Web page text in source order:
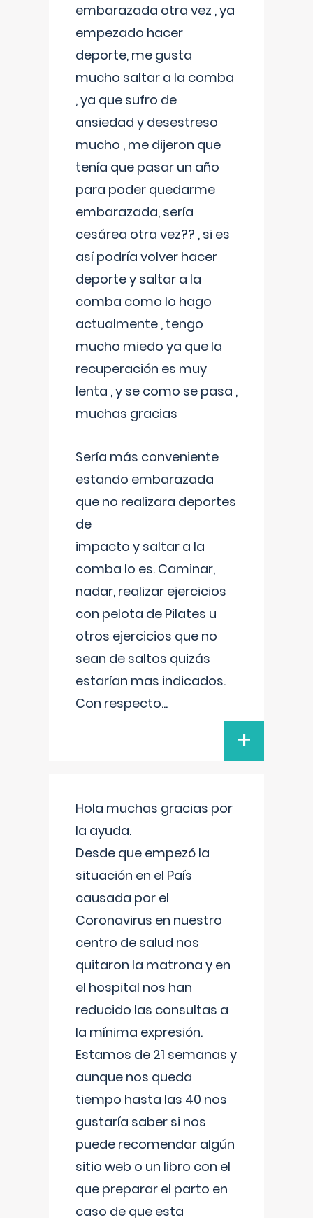
embarazada otra vez , ya
empezado hacer
deporte, me gusta
mucho saltar a la comba
, ya que sufro de
ansiedad y desestreso
mucho , me dijeron que
tenía que pasar un año
para poder quedarme
embarazada, sería
cesárea otra vez?? , si es
así podría volver hacer
deporte y saltar a la
comba como lo hago
actualmente , tengo
mucho miedo ya que la
recuperación es muy
lenta , y se como se pasa ,
muchas gracias
Sería más conveniente
estando embarazada
que no realizara deportes
de
impacto y saltar a la
comba lo es. Caminar,
nadar, realizar ejercicios
con pelota de Pilates u
otros ejercicios que no
sean de saltos quizás
estarían mas indicados.
Con respecto...
+
Hola muchas gracias por
la ayuda.
Desde que empezó la
situación en el País
causada por el
Coronavirus en nuestro
centro de salud nos
quitaron la matrona y en
el hospital nos han
reducido las consultas a
la mínima expresión.
Estamos de 21 semanas y
aunque nos queda
tiempo hasta las 40 nos
gustaría saber si nos
puede recomendar algún
sitio web o un libro con el
que preparar el parto en
caso de que esta